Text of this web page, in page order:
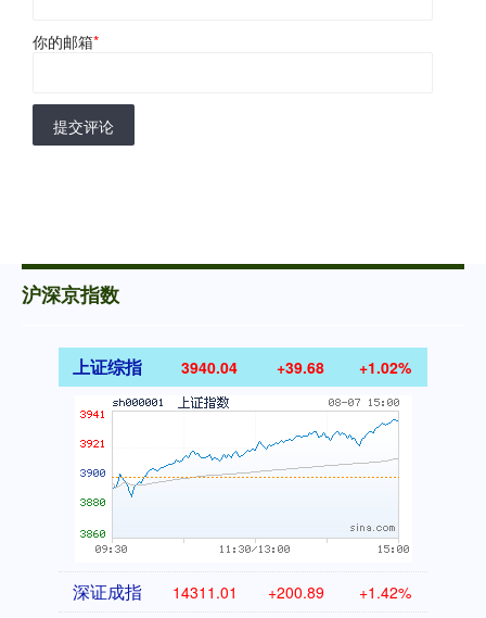
你的邮箱*
提交评论
沪深京指数
上证综指 3940.04 +39.68 +1.02%
深证成指 14311.01 +200.89 +1.42%